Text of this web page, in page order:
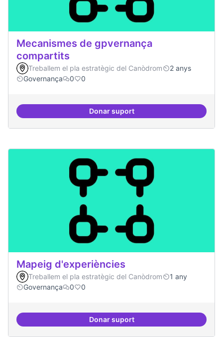
Mecanismes de gpvernança
compartits
Treballem el pla estratègic del Canòdrom
2 anys
Governança
0 0
Donar suportMecanismes de gpvernança
Mapeig d'experiències
Treballem el pla estratègic del Canòdrom
1 any
Governança
0 0
Donar suportMapeig d'experiències